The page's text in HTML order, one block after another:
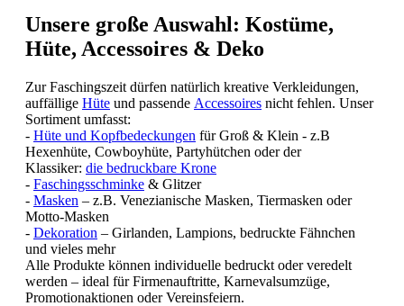
Unsere große Auswahl: Kostüme,
Hüte, Accessoires & Deko
Zur Faschingszeit dürfen natürlich kreative Verkleidungen,
auffällige Hüte und passende Accessoires nicht fehlen. Unser
Sortiment umfasst:
- Hüte und Kopfbedeckungen für Groß & Klein - z.B
Hexenhüte, Cowboyhüte, Partyhütchen oder der
Klassiker: die bedruckbare Krone
- Faschingsschminke & Glitzer
- Masken – z.B. Venezianische Masken, Tiermasken oder
Motto-Masken
- Dekoration – Girlanden, Lampions, bedruckte Fähnchen
und vieles mehr
Alle Produkte können individuelle bedruckt oder veredelt
werden – ideal für Firmenauftritte, Karnevalsumzüge,
Promotionaktionen oder Vereinsfeiern.